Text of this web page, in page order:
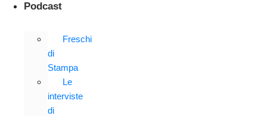
Podcast
Freschi
di
Stampa
Le
interviste
di